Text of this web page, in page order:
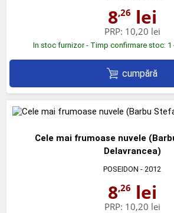
8,26 lei
PRP: 10,20 lei
In stoc furnizor - Timp confirmare stoc: 1
cumpără
Cele mai frumoase nuvele
Delavrancea)
POSEIDON - 2012
8,26 lei
PRP: 10,20 lei